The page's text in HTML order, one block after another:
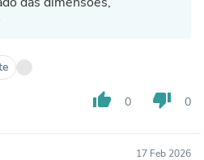
thumb_up 0 thumb_down 0
17 Feb 2026